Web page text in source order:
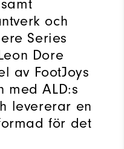
och
Series
Dore
av FootJoys
med ALD:s
levererar en
för det